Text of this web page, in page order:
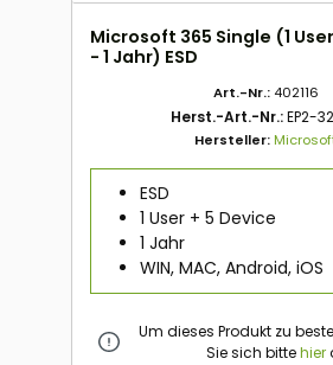
Microsoft 365 Single (1
- 1 Jahr) ESD
Art.-Nr.: 402116
Herst.-Art.-Nr.:EP2-
Hersteller:
ESD
1 User + 5 Device
1 Jahr
WIN, MAC, Android, iOS
Um dieses Produkt zu
Sie sich bittehier